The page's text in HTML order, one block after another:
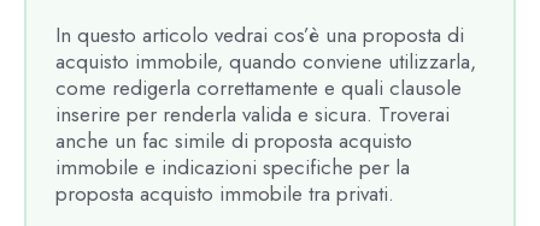
In questo articolo vedrai cos’è una proposta di
acquisto immobile, quando conviene utilizzarla,
come redigerla correttamente e quali clausole
inserire per renderla valida e sicura. Troverai
anche un fac simile di proposta acquisto
immobile e indicazioni specifiche per la
proposta acquisto immobile tra privati.